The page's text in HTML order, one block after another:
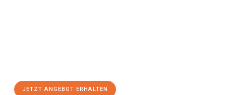
JETZT ANGEBOT ERHALTEN